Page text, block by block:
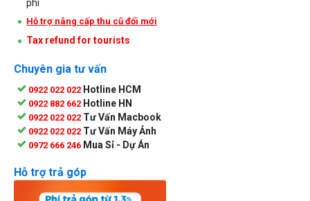
phí
Hỗ trợ nâng cấp thu cũ đổi mới
Tax refund for tourists
Chuyên gia tư vấn
0922 022 022 Hotline HCM
0922 882 662 Hotline HN
0922 022 022 Tư Vấn Macbook
0922 022 022 Tư Vấn Máy Ảnh
0972 666 246 Mua Sỉ - Dự Án
Hỗ trợ trả góp